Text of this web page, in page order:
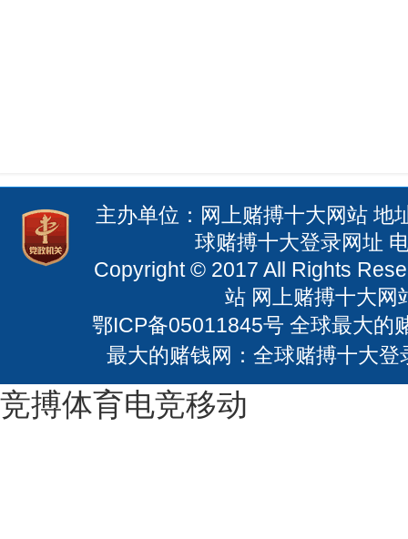
主办单位：网上赌搏十大网站 地
球赌搏十大登录网址
Copyright © 2017 All Rights
站 网上赌搏十大网
鄂ICP备05011845号 全球最大的
最大的赌钱网：全球赌搏十大
竞搏体育电竞移动